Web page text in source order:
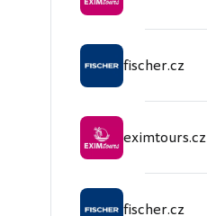
eximtours.cz
fischer.cz
eximtours.cz
eximtours.cz
fischer.cz